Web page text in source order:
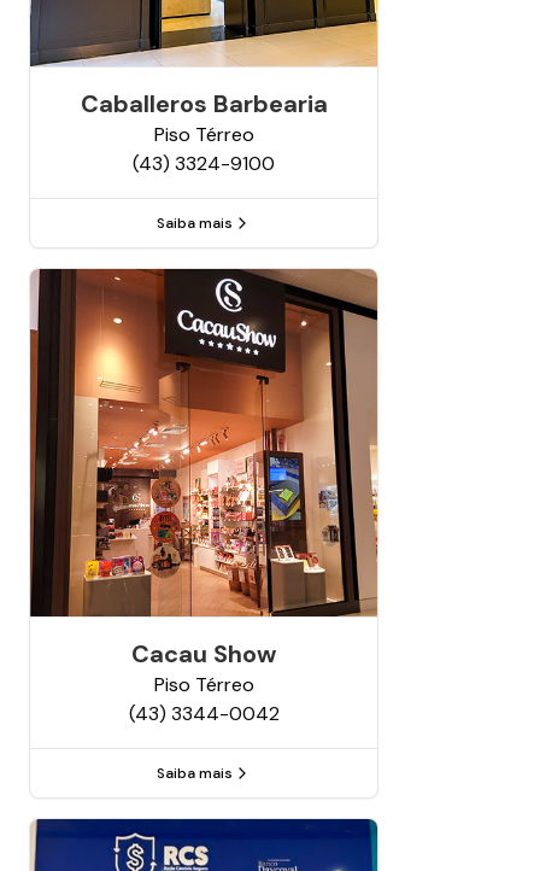
Caballeros Barbearia
Piso Térreo
(43) 3324-9100
Saiba mais
Cacau Show
Piso Térreo
(43) 3344-0042
Saiba mais